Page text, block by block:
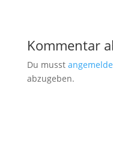
Kommentar
Du musst
abzugeben.